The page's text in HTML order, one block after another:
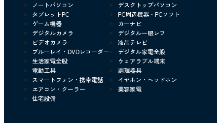
ノートパソコン
デスクトップパソコン
タブレットPC
PC周辺機器・PCソフト
ゲーム機器
カーナビ
デジタルカメラ
デジタル一眼レフ
ビデオカメラ
液晶テレビ
ブルーレイ・DVDレコーダー
デジタル家電全般
生活家電全般
ウェアラブル端末
電動工具
調理器具
スマートフォン・携帯電話
イヤホン・ヘッドホン
エアコン・クーラー
美容家電
住宅設備